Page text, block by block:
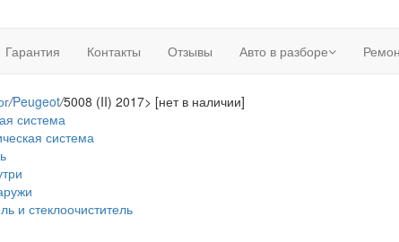
Гарантия Контакты Отзывы Авто в разборе
/Peugeot/5008 (II) 2017> [нет в наличии]
система
система
и стеклоочиститель